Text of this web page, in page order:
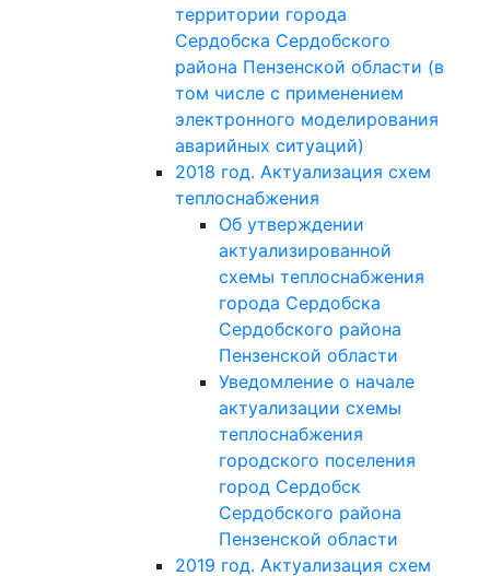
территории города
Сердобска Сердобского
района Пензенской области (в
том числе с применением
электронного моделирования
аварийных ситуаций)
2018 год. Актуализация схем
теплоснабжения
Об утверждении
актуализированной
схемы теплоснабжения
города Сердобска
Сердобского района
Пензенской области
Уведомление о начале
актуализации схемы
теплоснабжения
городского поселения
город Сердобск
Сердобского района
Пензенской области
2019 год. Актуализация схем